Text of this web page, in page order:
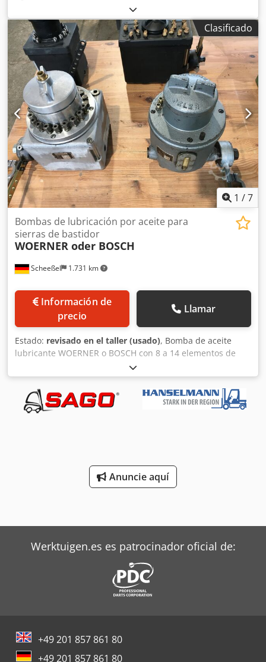
para trabajos pesados. Independiente de la red eléctrica.
Año de fabricación: 2021 Incluye 2 baterías (12 Ah),
cargador y maletín. Para taladrar y cincelar. 3 velocidades.
Precio: 750 €, IVA incluido. Dodpfezqhp Eex Afqokr
¡Disponibles varias unidades en stock!
Clasificado
1 /7
Scheeßel 1.731 km
Bombas de lubricación por aceite para
sierras de bastidor
WOERNER oder BOSCH
Información de
precio
Llamar
Estado: revisado en el taller (usado), Bomba de aceite
lubricante WOERNER o BOSCH con 8 a 14 elementos de
bombeo y accionamiento oscilante, la cantidad de aceite
suministrada por cada elemento de bomba es regulable
individualmente. Djdpfoxl Aaujx Afqjkr
Anuncie aquí
Werktuigen.es es patrocinador oficial de:
+49 201 857 861 80
+49 201 857 861 80